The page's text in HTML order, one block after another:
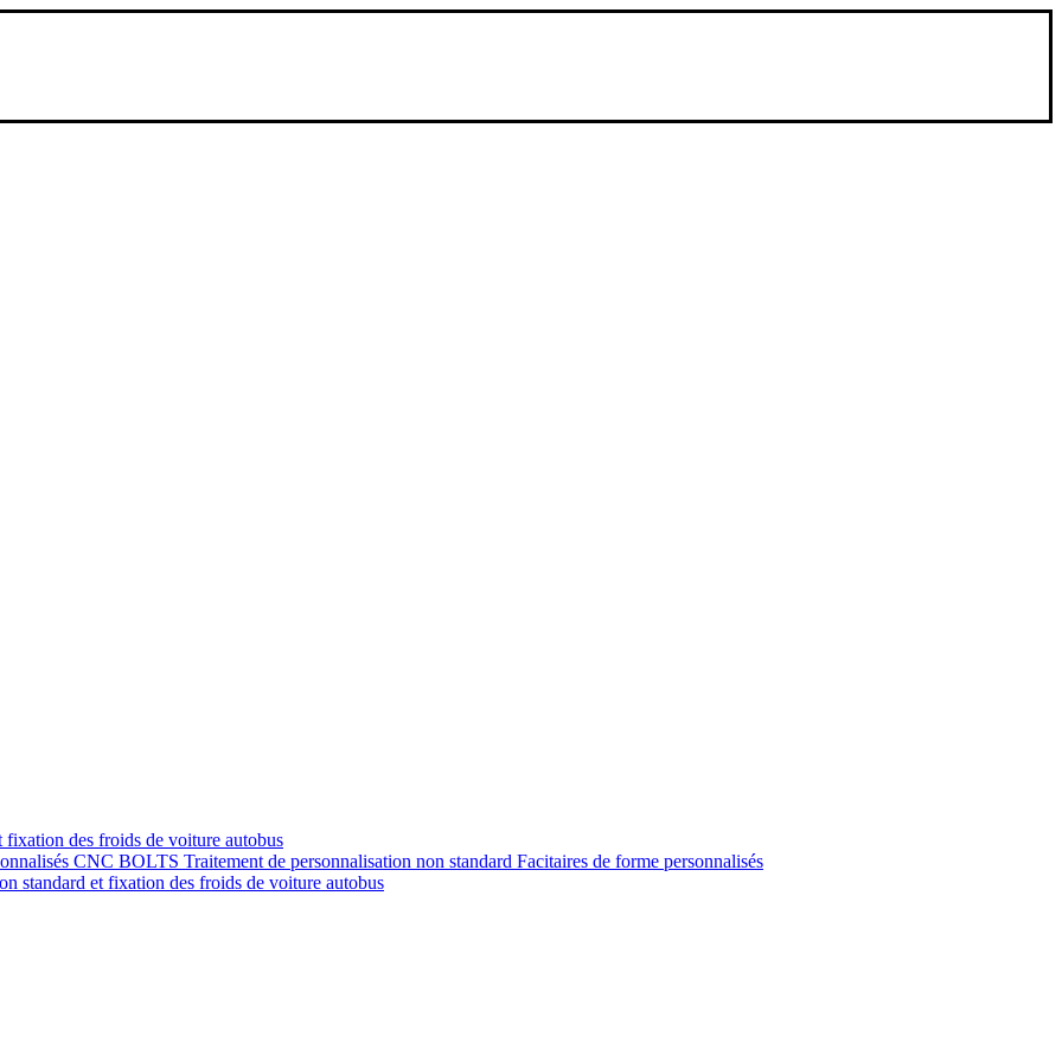
fixation des froids de voiture autobus
CNC BOLTS Traitement de personnalisation non standard Facitaires de forme personnalisés
standard et fixation des froids de voiture autobus